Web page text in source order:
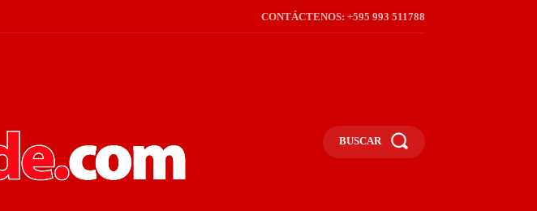
CONTÁCTENOS: +595 993 511788
BUSCAR